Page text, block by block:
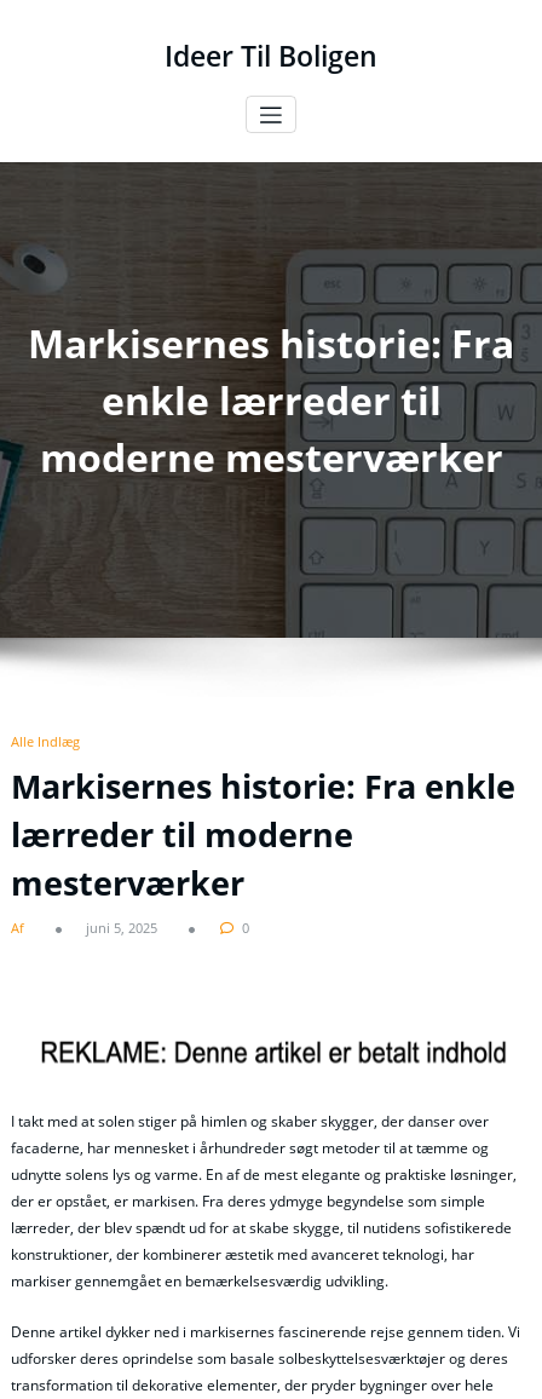
Ideer Til Boligen
Markisernes historie: Fra
enkle lærreder til
moderne mesterværker
Alle Indlæg
Markisernes historie: Fra enkle
lærreder til moderne
mesterværker
Af juni 5, 2025 0
I takt med at solen stiger på himlen og skaber skygger, der danser over
facaderne, har mennesket i århundreder søgt metoder til at tæmme og
udnytte solens lys og varme. En af de mest elegante og praktiske løsninger,
der er opstået, er markisen. Fra deres ydmyge begyndelse som simple
lærreder, der blev spændt ud for at skabe skygge, til nutidens sofistikerede
konstruktioner, der kombinerer æstetik med avanceret teknologi, har
markiser gennemgået en bemærkelsesværdig udvikling.
Denne artikel dykker ned i markisernes fascinerende rejse gennem tiden. Vi
udforsker deres oprindelse som basale solbeskyttelsesværktøjer og deres
transformation til dekorative elementer, der pryder bygninger over hele